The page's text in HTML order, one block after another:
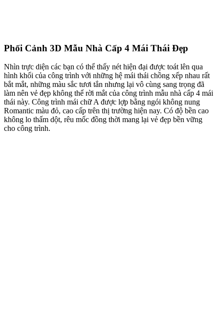
Phối Cảnh 3D Mẫu Nhà Cấp 4 Mái Thái Đẹp
Nhìn trực diện các bạn có thể thấy nét hiện đại được toát lên qua
hình khối của công trình với những hệ mái thái chồng xếp nhau rất
bắt mắt, những màu sắc tươi tắn nhưng lại vô cùng sang trọng đã
làm nên vẻ đẹp không thể rời mắt của công trình mẫu nhà cấp 4 mái
thái này. Công trình mái chữ A được lợp bằng ngói không nung
Romantic màu đỏ, cao cấp trên thị trường hiện nay. Có độ bền cao
không lo thấm dột, rêu mốc đồng thời mang lại vẻ đẹp bền vững
cho công trình.